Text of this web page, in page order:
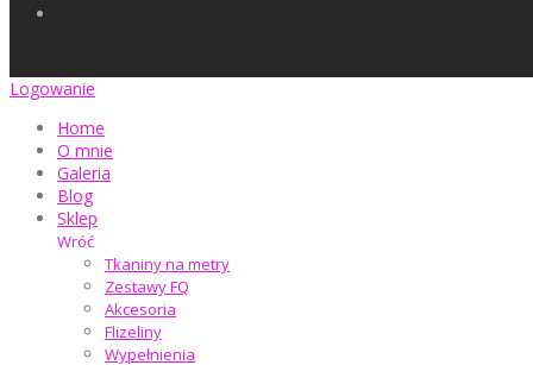
Logowanie
Home
O mnie
Galeria
Blog
Sklep
Wróć
Tkaniny na metry
Zestawy FQ
Akcesoria
Flizeliny
Wypełnienia